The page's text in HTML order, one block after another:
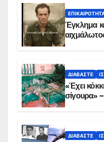
Έγκλημα
ΔΙΑΒΆΣΤΕ
«Έχει
σίγουρα» –
ΔΙΑΒΆΣΤΕ